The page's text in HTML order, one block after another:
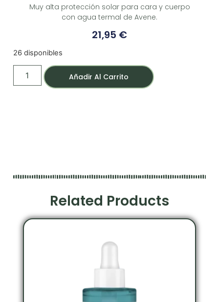
Muy alta protección solar para cara y cuerpo
con agua termal de Avene.
21,95 €
26 disponibles
Añadir Al Carrito
Related Products